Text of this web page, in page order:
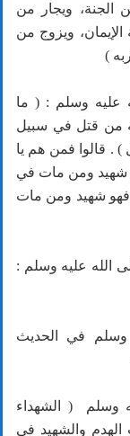
ويجار من
الإيمان، ويزوج من
)
عليه وسلم : ( ما
من قتل في سبيل
) . قالوا فمن هم يا
شهيد ومن مات في
شهيد ومن مات
الله عليه وسلم :
وسلم في الحديث
وسلم ( الشهداء
والشهيد في